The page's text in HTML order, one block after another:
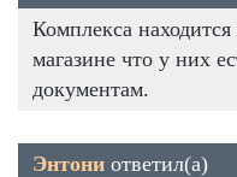
Комплекса
магазине что у них
документам.
Энтони ответил(а)